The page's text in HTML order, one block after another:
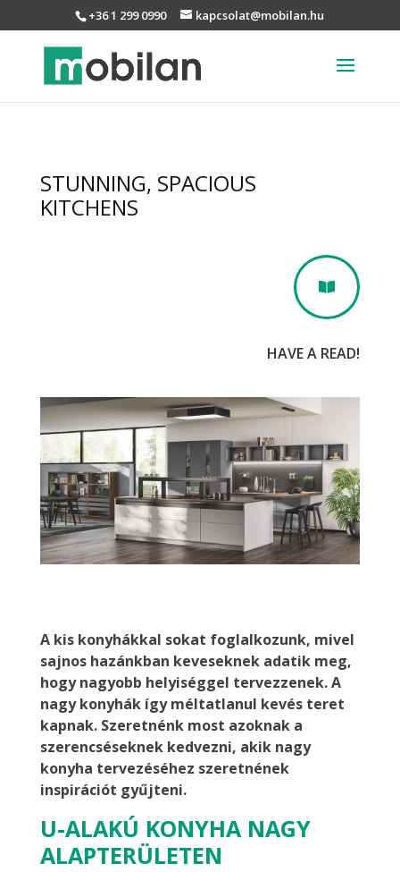
+36 1 299 0990 kapcsolat@mobilan.hu
STUNNING, SPACIOUS
KITCHENS

HAVE A READ!
A kis konyhákkal sokat foglalkozunk, mivel
sajnos hazánkban keveseknek adatik meg,
hogy nagyobb helyiséggel tervezzenek. A
nagy konyhák így méltatlanul kevés teret
kapnak. Szeretnénk most azoknak a
szerencséseknek kedvezni, akik nagy
konyha tervezéséhez szeretnének
inspirációt gyűjteni.
U-ALAKÚ KONYHA NAGY
ALAPTERÜLETEN